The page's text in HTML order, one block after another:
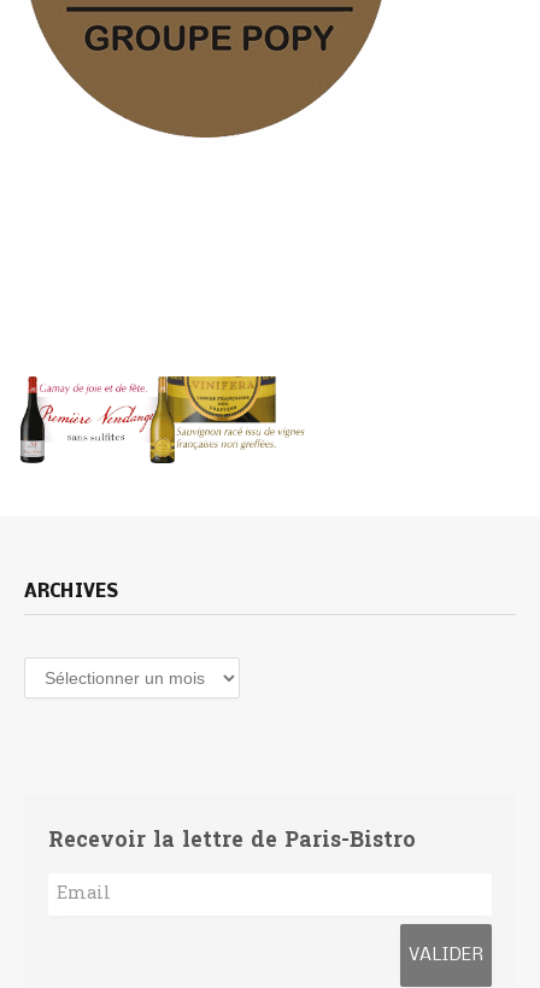
ARCHIVES
Archives
Recevoir la lettre de Paris-Bistro